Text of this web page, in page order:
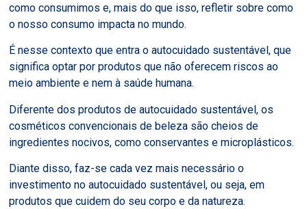
como consumimos e, mais do que isso, refletir sobre como
o nosso consumo impacta no mundo.
É nesse contexto que entra o autocuidado sustentável, que
significa optar por produtos que não oferecem riscos ao
meio ambiente e nem à saúde humana.
Diferente dos produtos de autocuidado sustentável, os
cosméticos convencionais de beleza são cheios de
ingredientes nocivos, como conservantes e microplásticos.
Diante disso, faz-se cada vez mais necessário o
investimento no autocuidado sustentável, ou seja, em
produtos que cuidem do seu corpo e da natureza.